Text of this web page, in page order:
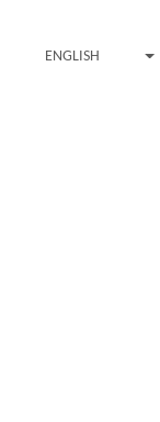
ENGLISH